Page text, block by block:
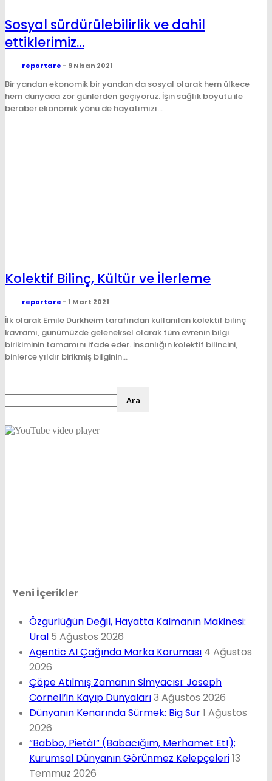
Sosyal sürdürülebilirlik ve dahil
ettiklerimiz…
reportare - 9 Nisan 2021
Bir yandan ekonomik bir yandan da sosyal olarak hem ülkece
hem dünyaca zor günlerden geçiyoruz. İşin sağlık boyutu ile
beraber ekonomik yönü de hayatımızı...
Kolektif Bilinç, Kültür ve İlerleme
reportare - 1 Mart 2021
İlk olarak Emile Durkheim tarafından kullanılan kolektif bilinç
kavramı, günümüzde geleneksel olarak tüm evrenin bilgi
birikiminin tamamını ifade eder. İnsanlığın kolektif bilincini,
binlerce yıldır birikmiş bilginin...
Yeni İçerikler
Özgürlüğün Değil, Hayatta Kalmanın Makinesi:
Ural 5 Ağustos 2026
Agentic AI Çağında Marka Koruması 4 Ağustos
2026
Çöpe Atılmış Zamanın Simyacısı: Joseph
Cornell’in Kayıp Dünyaları3 Ağustos 2026
Dünyanın Kenarında Sürmek: Big Sur1 Ağustos
2026
“Babbo, Pietà!” (Babacığım, Merhamet Et!);
Kurumsal Dünyanın Görünmez Kelepçeleri13
Temmuz 2026